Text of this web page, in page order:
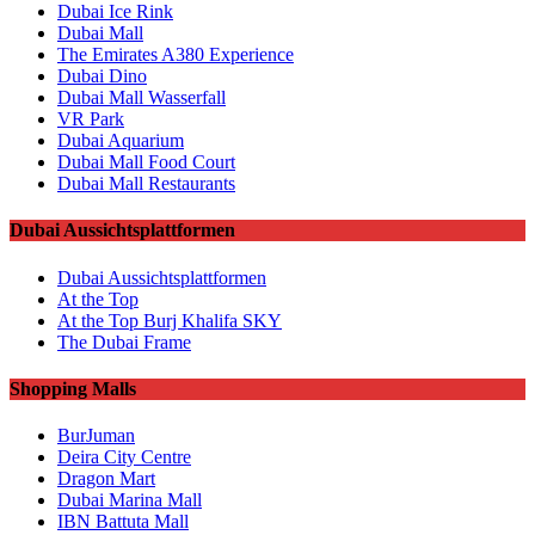
Dubai Ice Rink
Dubai Mall
The Emirates A380 Experience
Dubai Dino
Dubai Mall Wasserfall
VR Park
Dubai Aquarium
Dubai Mall Food Court
Dubai Mall Restaurants
Dubai Aussichtsplattformen
Dubai Aussichtsplattformen
At the Top
At the Top Burj Khalifa SKY
The Dubai Frame
Shopping Malls
BurJuman
Deira City Centre
Dragon Mart
Dubai Marina Mall
IBN Battuta Mall